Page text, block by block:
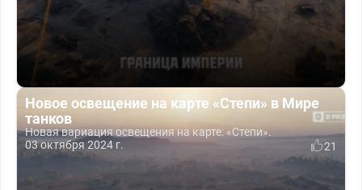
Новое освещение на карте «Степи» в Мире
танков
Новая вариация освещения на карте: «Степи».
03 октября 2024 г.
21